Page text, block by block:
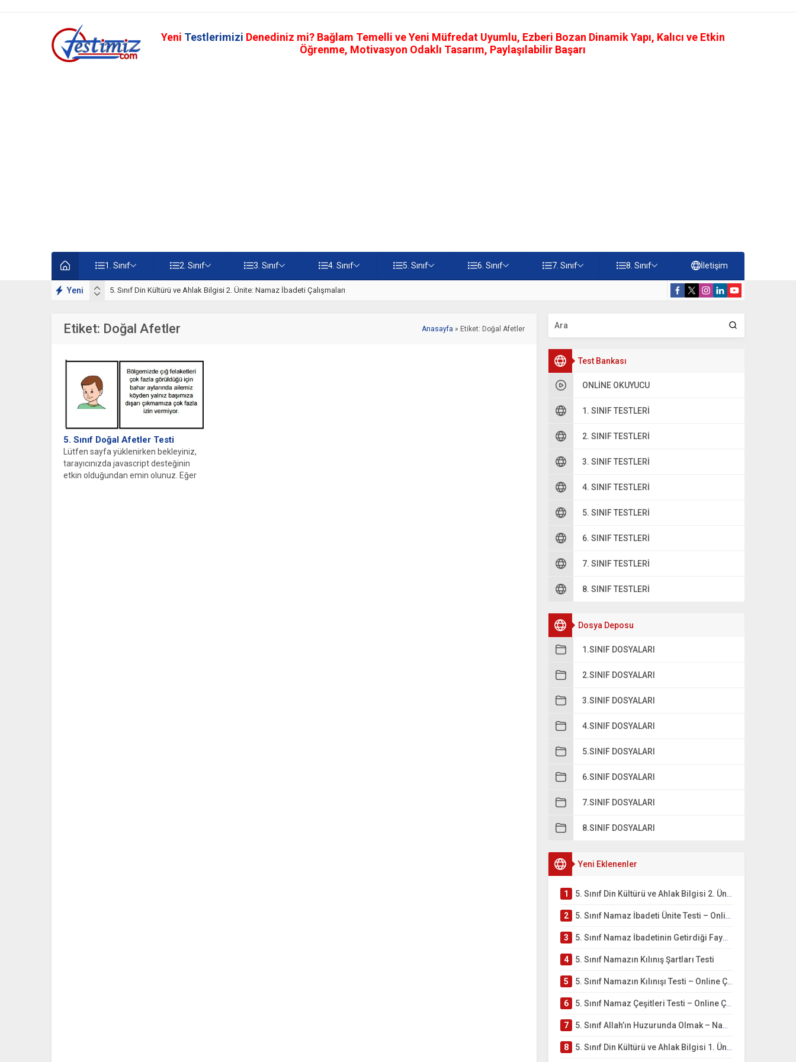
Yeni Testlerimizi Denediniz mi? Bağlam Temelli ve Yeni Müfredat Uyumlu, Ezberi Bozan Dinamik Yapı, Kalıcı ve Etkin
Öğrenme, Motivasyon Odaklı Tasarım, Paylaşılabilir Başarı
1. Sınıf 2. Sınıf 3. Sınıf 4. Sınıf 5. Sınıf 6. Sınıf 7. Sınıf 8. Sınıf İletişim
Yeni 5. Sınıf Namaz İbadeti Ünite Testi – Online Çöz
Test Bankası
ONLINE OKUYUCU
1. SINIF TESTLERI
2. SINIF TESTLERI
3. SINIF TESTLERI
4. SINIF TESTLERI
5. SINIF TESTLERI
6. SINIF TESTLERI
7. SINIF TESTLERI
8. SINIF TESTLERI
Dosya Deposu
1.SINIF DOSYALARI
2.SINIF DOSYALARI
3.SINIF DOSYALARI
4.SINIF DOSYALARI
5.SINIF DOSYALARI
6.SINIF DOSYALARI
7.SINIF DOSYALARI
8.SINIF DOSYALARI
Yeni Eklenenler
1 5. Sınıf Din Kültürü ve Ahlak Bilgisi 2. Ünite: Namaz İbadeti Çalışmaları
2 5. Sınıf Namaz İbadeti Ünite Testi – Online Çöz
3 5. Sınıf Namaz İbadetinin Getirdiği Faydalar Testi
4 5. Sınıf Namazın Kılınış Şartları Testi
5 5. Sınıf Namazın Kılınışı Testi – Online Çöz
6 5. Sınıf Namaz Çeşitleri Testi – Online Çöz
7 5. Sınıf Allah’ın Huzurunda Olmak – Namaz İbadeti Testi
8 5. Sınıf Din Kültürü ve Ahlak Bilgisi 1. Ünite: Allah İnancı Çalışmaları
Etiket: Doğal Afetler Anasayfa » Etiket: Doğal Afetler
5. Sınıf Doğal Afetler Testi
Lütfen sayfa yüklenirken bekleyiniz,
tarayıcınızda javascript desteğinin
etkin olduğundan emin olunuz. Eğer